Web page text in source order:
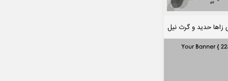
حدید و گرث نیل